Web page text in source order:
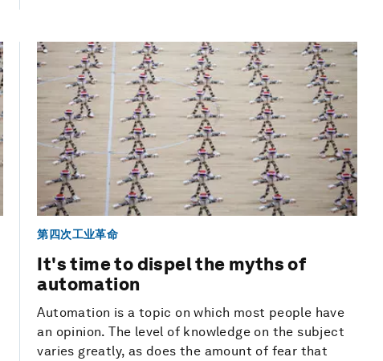
第四次工业革命
It's time to dispel the myths of
automation
Automation is a topic on which most people have
an opinion. The level of knowledge on the subject
varies greatly, as does the amount of fear that